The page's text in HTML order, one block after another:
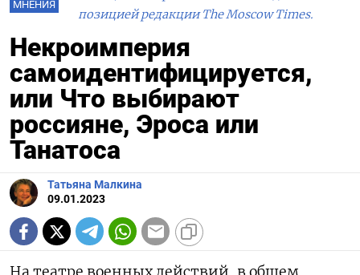
МНЕНИЯ
позицией редакции The Moscow Times.
Некроимперия
самоидентифицируется,
или Что выбирают
россияне, Эроса или
Танатоса
Татьяна Малкина
09.01.2023